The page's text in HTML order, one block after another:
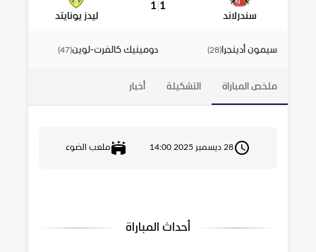
سندرلاند
1
1
ليدز يونايتد
سيمون أدينجرا (
28
) دومينيك كالفرت-لوين(
47
)
ملخص المباراة التشكيلة أخبار
28 ديسمبر 2025 14:00 ملعب الضوء
أحداث المباراة